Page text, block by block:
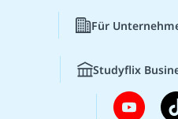
Für
Studyflix